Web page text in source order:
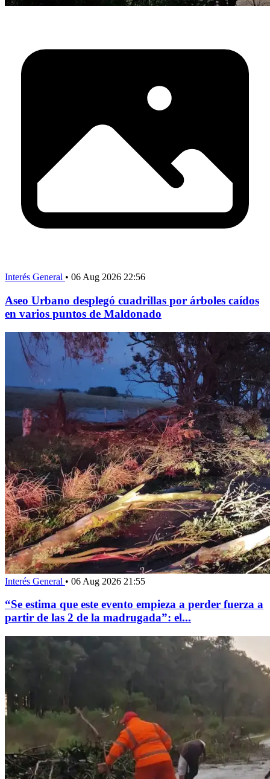
Interés General • 06 Aug 2026 22:56
Aseo Urbano desplegó cuadrillas por árboles caídos
en varios puntos de Maldonado
Interés General • 06 Aug 2026 21:55
“Se estima que este evento empieza a perder fuerza a
partir de las 2 de la madrugada”: el...